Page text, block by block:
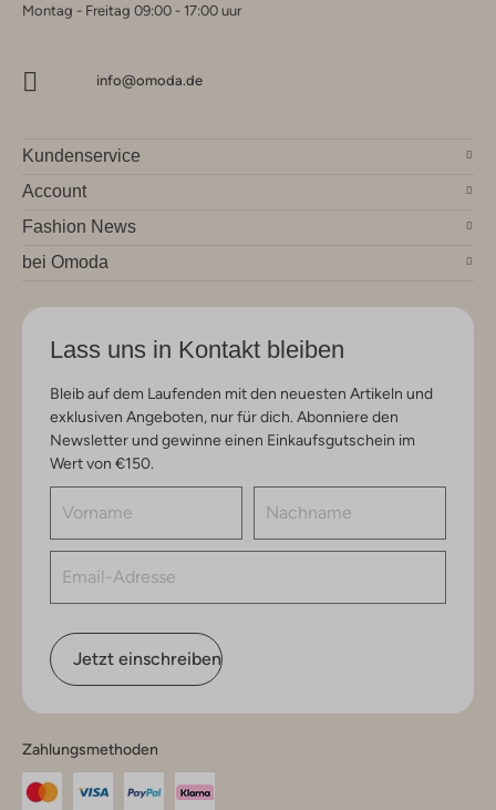
Montag - Freitag 09:00 - 17:00 uur
info@omoda.de
Kundenservice
Account
Fashion News
bei Omoda
Lass uns in Kontakt bleiben
Bleib auf dem Laufenden mit den neuesten Artikeln und
exklusiven Angeboten, nur für dich. Abonniere den
Newsletter und gewinne einen Einkaufsgutschein im
Wert von €150.
Jetzt einschreiben
Zahlungsmethoden